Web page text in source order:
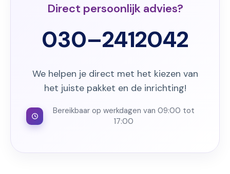
Direct persoonlijk advies?
030–2412042
We helpen je direct met het kiezen van
het juiste pakket en de inrichting!
Bereikbaar op werkdagen van 09:00 tot
17:00